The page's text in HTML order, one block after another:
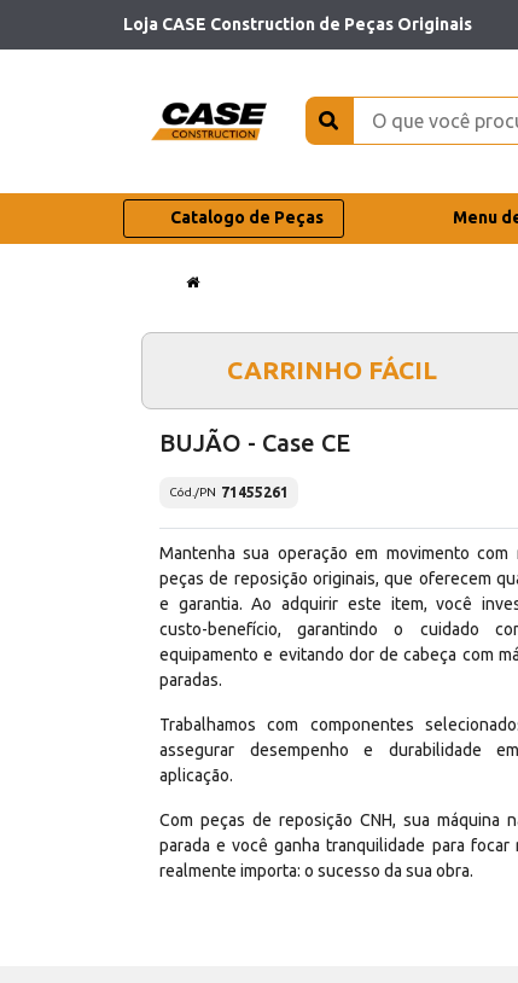
Loja CASE Construction de Peças Originais
Catalogo de Peças Menu
CARRINHO FÁCIL
BUJÃO - Case CE
Cód./PN 71455261
Mantenha sua operação em movimento com
peças de reposição originais, que oferecem
e garantia. Ao adquirir este item, você
custo-benefício, garantindo o cuidado
equipamento e evitando dor de cabeça com
paradas.
Trabalhamos com componentes
assegurar desempenho e durabilidade
aplicação.
Com peças de reposição CNH, sua máquina
parada e você ganha tranquilidade para focar
realmente importa: o sucesso da sua obra.